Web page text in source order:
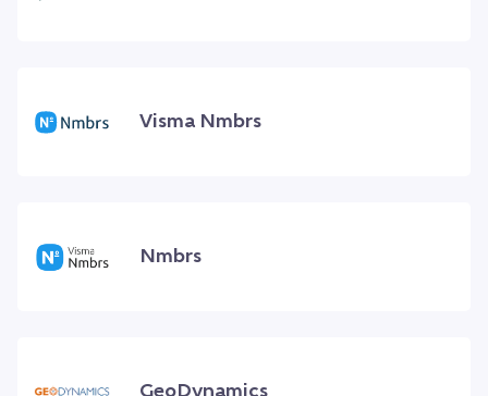
Visma Nmbrs
Nmbrs